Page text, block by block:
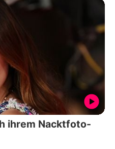
ihrem Nacktfoto-